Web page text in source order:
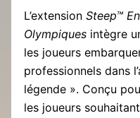
L’extension Steep™
Olympiques intègre
les joueurs
professionnels dans
légende ». Conçu
les joueurs